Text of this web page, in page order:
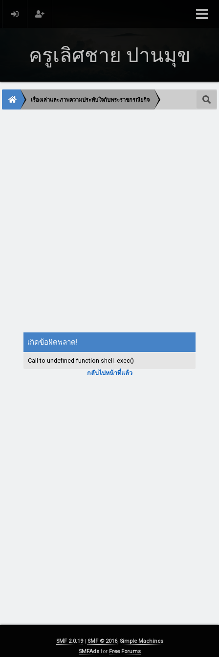
ครูเลิศชาย ปานมุข
เรื่องเล่าและภาพความประทับใจกับพระราชกรณียกิจ
เกิดข้อผิดพลาด!
Call to undefined function shell_exec()
กลับไปหน้าที่แล้ว
SMF 2.0.19| SMF © 2016, Simple Machines
SMFAdsfor Free Forums